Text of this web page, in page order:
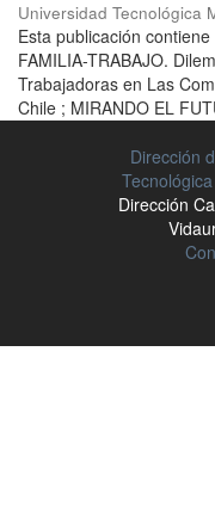
Universidad Tecnológica
Esta publicación
FAMILIA-TRABAJO.
Trabajadoras en Las
Chile ; MIRANDO EL
Dirección
Dirección